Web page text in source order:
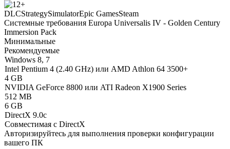
DLCStrategySimulatorEpic GamesSteam
Системные требования Europa Universalis IV - Golden Century
Immersion Pack
Минимальные
Рекомендуемые
Windows 8, 7
Intel Pentium 4 (2.40 GHz) или AMD Athlon 64 3500+
4 GB
NVIDIA GeForce 8800 или ATI Radeon X1900 Series
512 MB
6 GB
DirectX 9.0c
Совместимая с DirectX
Авторизируйтесь для выполнения проверки конфигурации
вашего ПК